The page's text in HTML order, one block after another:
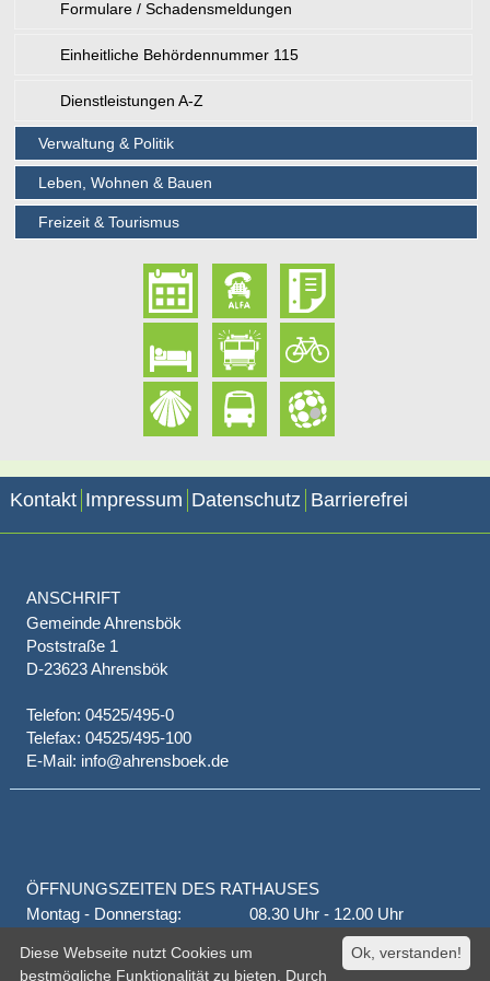
Formulare / Schadensmeldungen
Einheitliche Behördennummer 115
Dienstleistungen A-Z
Verwaltung & Politik
Leben, Wohnen & Bauen
Freizeit & Tourismus
Kontakt Impressum Datenschutz Barrierefrei
ANSCHRIFT
Gemeinde Ahrensbök
Poststraße 1
D-23623 Ahrensbök
Telefon: 04525/495-0
Telefax: 04525/495-100
E-Mail: info@ahrensboek.de
ÖFFNUNGSZEITEN DES RATHAUSES
Montag - Donnerstag:
08.30 Uhr - 12.00 Uhr
14.00 Uhr - 18.00 Uhr
jeden 1. und 3. Montag
16.00 Uhr - 18.00 UhrOk, verstanden!
Diese Webseite nutzt Cookies um
bestmögliche Funktionalität zu bieten. Durch